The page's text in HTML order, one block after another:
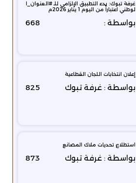
غرفة تبوك: بدء التطبيق الإلزامي للـ #العنوان_ا
لوطني اعتباراً من اليوم 1 يناير 2026م
بواسطة : 668
إعلان انتخابات اللجان القطاعية
بواسطة : غرفة تبوك 825
استطلاع تحديات ملاك المصانع
بواسطة : غرفة تبوك 873